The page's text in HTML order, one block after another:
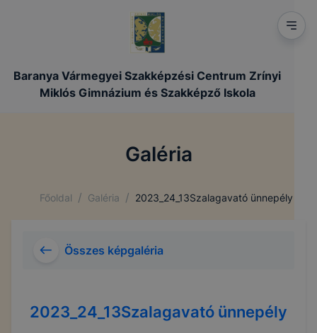
Baranya Vármegyei Szakképzési Centrum Zrínyi
Miklós Gimnázium és Szakképző Iskola
Galéria
Főoldal / Galéria / 2023_24_13Szalagavató ünnepély
Összes képgaléria
2023_24_13Szalagavató ünnepély